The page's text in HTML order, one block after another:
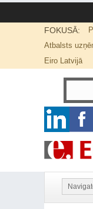
FOKUSĀ:
Atbalsts
Eiro Latvijā